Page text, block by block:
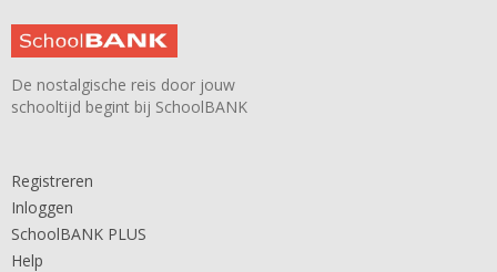
De nostalgische reis door jouw
schooltijd begint bij SchoolBANK
Registreren
Inloggen
SchoolBANK PLUS
Help